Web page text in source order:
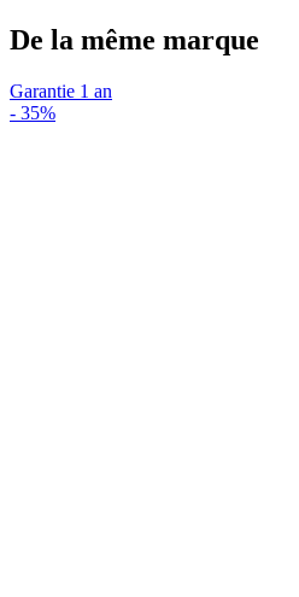
De la même marque
Garantie 1 an
- 35%